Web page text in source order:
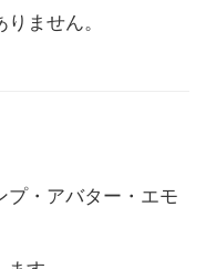
ません。
プ・アバター・エモ